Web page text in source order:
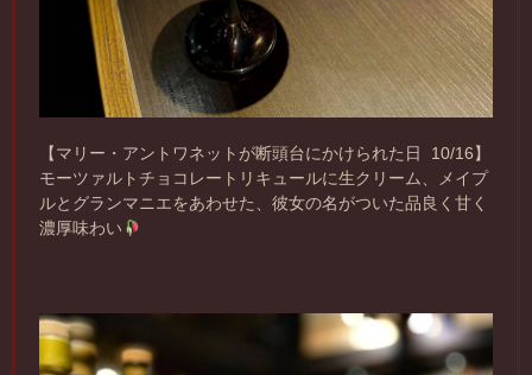
【マリー・アントワネットが断頭台にかけられた日 10/16】
モーツァルトチョコレートリキュールに生クリーム、メイプ
ルとグランマニエをあわせた、彼女の名がついた品良く甘く
濃厚味わい